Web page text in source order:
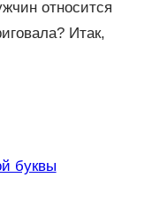
относится
Итак,
буквы